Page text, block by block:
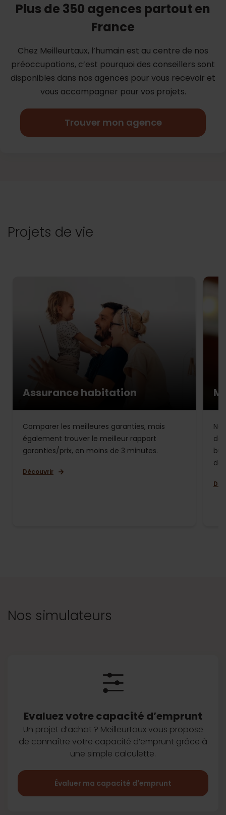
Plus de 350 agences partout en
France
Chez Meilleurtaux, l’humain est au centre de nos
préoccupations, c’est pourquoi des conseillers sont
disponibles dans nos agences pour vous recevoir et
vous accompagner pour vos projets.
Trouver mon agence
Projets de vie
Assurance habitation
Comparer les meilleures garanties, mais
également trouver le meilleur rapport
garanties/prix, en moins de 3 minutes.
Découvrir
de
de
Nos simulateurs
Evaluez votre capacité d’emprunt
Un projet d’achat ? Meilleurtaux vous propose
de connaître votre capacité d’emprunt grâce à
une simple calculette.
Évaluer ma capacité d'emprunt